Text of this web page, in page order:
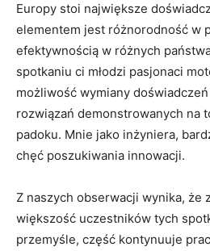
Europy stoi największe
elementem jest różnorodność w
efektywnością w różnych
spotkaniu ci młodzi pasjonaci
możliwość wymiany
rozwiązań demonstrowanych na
padoku. Mnie jako inżyniera,
chęć poszukiwania innowacji.
Z naszych obserwacji wynika, że
większość uczestników tych
przemyśle, część kontynuuje